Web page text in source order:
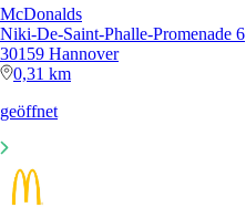
McDonalds
Niki-De-Saint-Phalle-Promenade 6
30159 Hannover
0,31 km
geöffnet